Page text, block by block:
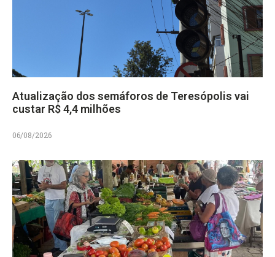
Atualização dos semáforos de Teresópolis vai
custar R$ 4,4 milhões
06/08/2026